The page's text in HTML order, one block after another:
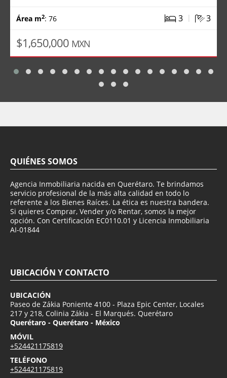
Área m2: 76 3 | 3
$1,650,000 MXN
QUIÉNES SOMOS
Agencia Inmobiliaria nacida en Querétaro. Te brindamos
servicio profesional de la más alta calidad en todo lo
referente a los Bienes Raíces. La ética es nuestra bandera.
Si quieres Comprar, Vender y/o Rentar, somos la mejor
opción. Con Certificación EC0110.01 y Licencia Inmobiliaria
AI-01844
UBICACIÓN Y CONTACTO
UBICACIÓN
Paseo de Zákia Poniente 4100 - Plaza Epic Center, Locales
217 y 218, Colinia Zákia - El Marqués. Querétaro
Querétaro - Querétaro - México
MÓVIL
+524421175819
TELÉFONO
+524421175819